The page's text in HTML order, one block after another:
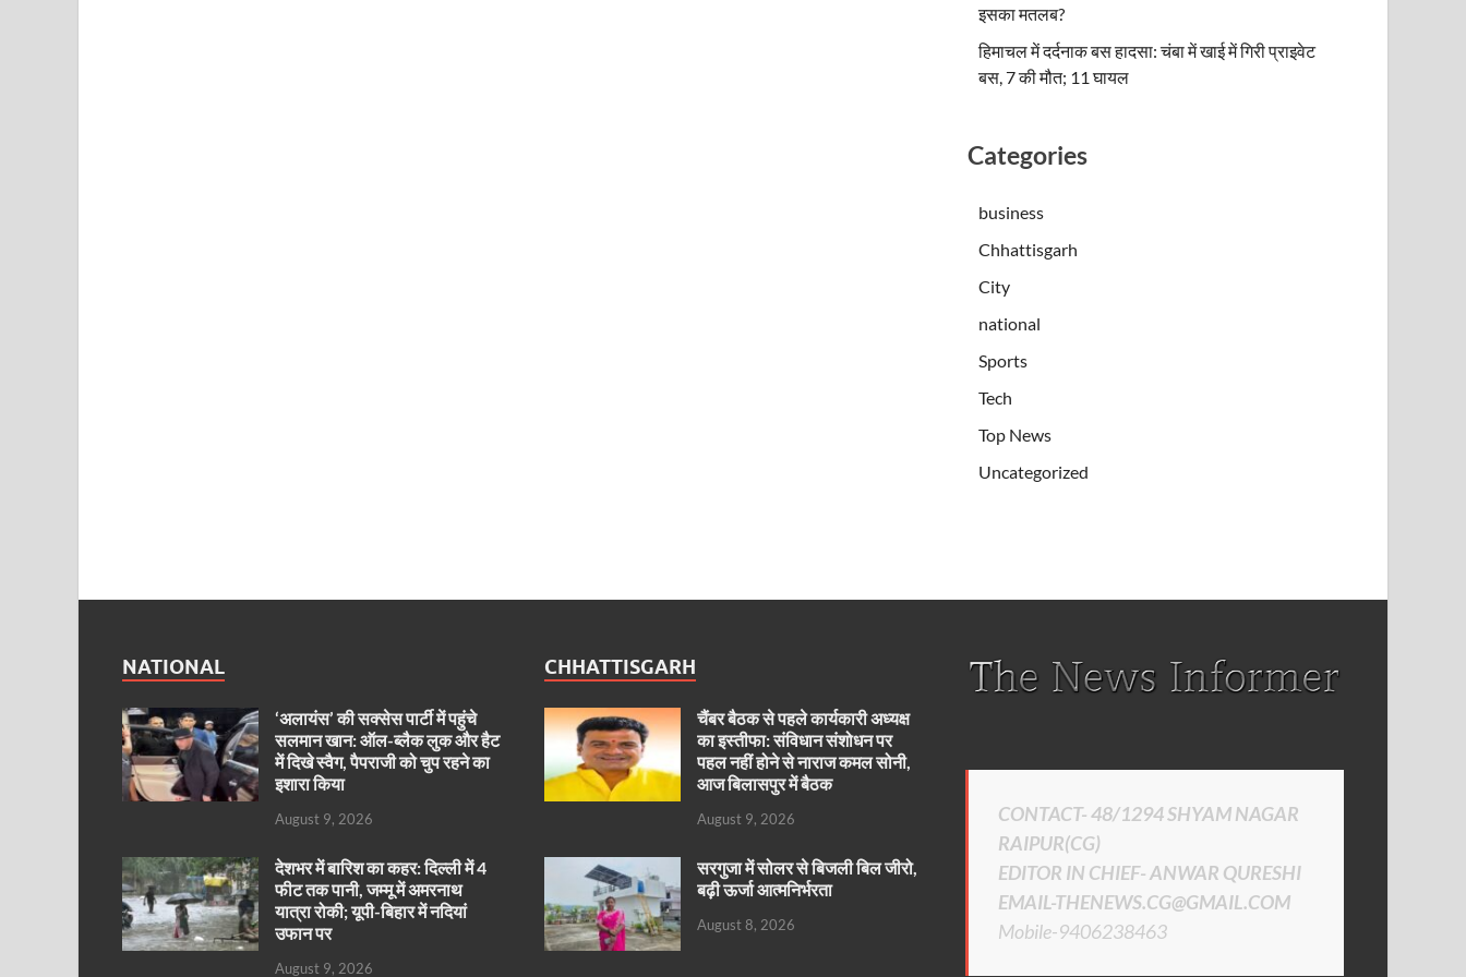
इसका मतलब?
हिमाचल में दर्दनाक बस हादसा: चंबा में खाई में गिरी प्राइवेट
बस, 7 की मौत; 11 घायल
Categories
business
Chhattisgarh
City
national
Sports
Tech
Top News
Uncategorized
NATIONAL
‘अलायंस’ की सक्सेस पार्टी में पहुंचे
सलमान खान: ऑल-ब्लैक लुक और हैट
में दिखे स्वैग, पैपराजी को चुप रहने का
इशारा किया
August 9, 2026
देशभर में बारिश का कहर: दिल्ली में 4
फीट तक पानी, जम्मू में अमरनाथ
यात्रा रोकी; यूपी-बिहार में नदियां
उफान पर
August 9, 2026
CHHATTISGARH
चैंबर बैठक से पहले कार्यकारी अध्यक्ष
का इस्तीफा: संविधान संशोधन पर
पहल नहीं होने से नाराज कमल सोनी,
आज बिलासपुर में बैठक
August 9, 2026
सरगुजा में सोलर से बिजली बिल जीरो,
बढ़ी ऊर्जा आत्मनिर्भरता
August 8, 2026
CONTACT- 48/1294 SHYAM NAGAR
RAIPUR(CG)
EDITOR IN CHIEF- ANWAR QURESHI
EMAIL-THENEWS.CG@GMAIL.COM
Mobile-9406238463